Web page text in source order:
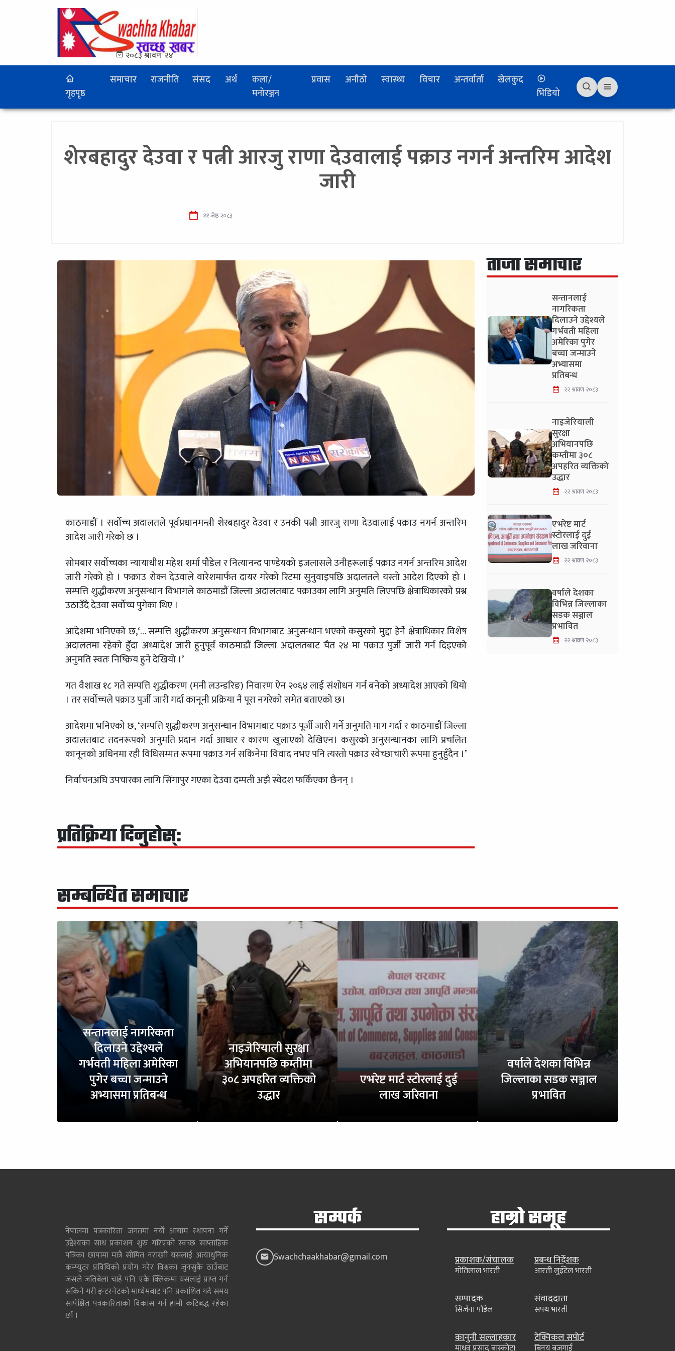
२०८३ श्रावण २४
गृहपृष्ठ
समाचार राजनीति संसद अर्थ
कला/
मनोरञ्जन
प्रवास अनौठो स्वास्थ्य विचार अन्तर्वार्ता
खेलकुद
भिडियो
शेरबहादुर देउवा र पत्नी आरजु राणा देउवालाई पक्राउ नगर्न अन्तरिम आदेश
जारी
११ जेष्ठ २०८३
काठमाडौं । सर्वोच्च अदालतले पूर्वप्रधानमन्त्री शेरबहादुर देउवा र उनकी पत्नी आरजु राणा देउवालाई पक्राउ नगर्न अन्तरिम
आदेश जारी गरेको छ ।
सोमबार सर्वोच्चका न्यायाधीश महेश शर्मा पौडेल र नित्यानन्द पाण्डेयको इजलासले उनीहरूलाई पक्राउ नगर्न अन्तरिम आदेश
जारी गरेको हो । फक्राउ रोक्न देउवाले वारेशमार्फत दायर गरेको रिटमा सुनुवाइपछि अदालतले यस्तो आदेश दिएको हो ।
सम्पत्ति शुद्धीकरण अनुसन्धान विभागले काठमाडौं जिल्ला अदालतबाट पक्राउका लागि अनुमति लिएपछि क्षेत्राधिकारको प्रश्न
उठाउँदै देउवा सर्वोच्च पुगेका थिए ।
आदेशमा भनिएको छ,‘… सम्पत्ति शुद्धीकरण अनुसन्धान विभागबाट अनुसन्धान भएको कसुरको मुद्दा हेर्ने क्षेत्राधिकार विशेष
अदालतमा रहेको हुँदा अध्यादेश जारी हुनुपूर्व काठमाडौं जिल्ला अदालतबाट चैत २४ मा पक्राउ पुर्जी जारी गर्न दिइएको
अनुमति स्वतः निष्क्रिय हुने देखियो ।’
गत वैशाख १८ गते सम्पत्ति शुद्धीकरण (मनी लउन्डरिङ) निवारण ऐन २०६४ लाई संशोधन गर्न बनेको अध्यादेश आएको थियो
। तर सर्वोच्चले पक्राउ पुर्जी जारी गर्दा कानूनी प्रक्रिया नै पूरा नगरेको समेत बताएको छ।
आदेशमा भनिएको छ, ‘सम्पत्ति शुद्धीकरण अनुसन्धान विभागबाट पक्राउ पूर्जी जारी गर्ने अनुमति माग गर्दा र काठमाडौं जिल्ला
अदालतबाट तदनरूपको अनुमति प्रदान गर्दा आधार र कारण खुलाएको देखिएन। कसुरको अनुसन्धानका लागि प्रचलित
कानूनको अधिनमा रही विधिसम्मत रूपमा पक्राउ गर्न सकिनेमा विवाद नभए पनि त्यस्तो पक्राउ स्वेच्छाचारी रूपमा हुनुहुँदैन ।’
निर्वाचनअघि उपचारका लागि सिंगापुर गएका देउवा दम्पती अझै स्वेदश फर्किएका छैनन् ।
प्रतिक्रिया दिनुहोस्:
ताजा समाचार
सन्तानलाई
नागरिकता
दिलाउने उद्देश्यले
गर्भवती महिला
अमेरिका पुगेर
बच्चा जन्माउने
अभ्यासमा
प्रतिबन्ध
२२ श्रावण २०८३
नाइजेरियाली
सुरक्षा
अभियानपछि
कम्तीमा ३०८
अपहरित व्यक्तिको
उद्धार
२२ श्रावण २०८३
एभरेष्ट मार्ट
स्टोरलाई दुई
लाख जरिवाना
२२ श्रावण २०८३
वर्षाले देशका
विभिन्न जिल्लाका
सडक सञ्जाल
प्रभावित
२२ श्रावण २०८३
सम्बन्धित समाचार
सन्तानलाई नागरिकता
दिलाउने उद्देश्यले
गर्भवती महिला अमेरिका
पुगेर बच्चा जन्माउने
अभ्यासमा प्रतिबन्ध
नाइजेरियाली सुरक्षा
अभियानपछि कम्तीमा
३०८ अपहरित व्यक्तिको
उद्धार
एभरेष्ट मार्ट स्टोरलाई दुई
लाख जरिवाना
वर्षाले देशका विभिन्न
जिल्लाका सडक सञ्जाल
प्रभावित
नेपालमा पत्रकारिता जगतमा नयाँ आयाम स्थापना गर्ने
उद्देश्यका साथ प्रकाशन शुरु गरिएको स्वच्छ साप्ताहिक
पत्रिका छापामा मात्रै सीमित नराखाी यसलाई अत्याधुनिक
कम्प्युटर प्रविधिको प्रयोग गरेर विश्वका जुनसुकै ठाउँबाट
जसले जतिबेला चाहे पनि एकै क्लिकमा यसलाई प्राप्त गर्न
सकिने गरी इन्टरनेटको माध्येमबाट पनि प्रकाशित गदै समय
सापेक्षित पत्रकारिताको विकास गर्न हामी कटिबद्ध रहेका
छौं ।
सम्पर्क
Swachchaakhabar@gmail.com
हाम्रो समूह
प्रकाशक/संचालक
मोतिलाल भारती
प्रबन्ध निर्देशक
आरती लुइँटेल भारती
सम्पादक
सिर्जना पौडेल
संवाददाता
सपथ भारती
कानुनी सल्लाहकार
माधव प्रसाद बास्कोटा
टेक्निकल सपोर्ट
बिनय बजगाईं